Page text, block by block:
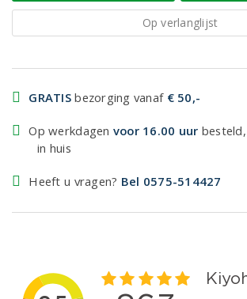
Op verlanglijst
GRATIS bezorging vanaf € 50,-
Op werkdagen voor 16.00 uur
in huis
Heeft u vragen? Bel 0575-514427